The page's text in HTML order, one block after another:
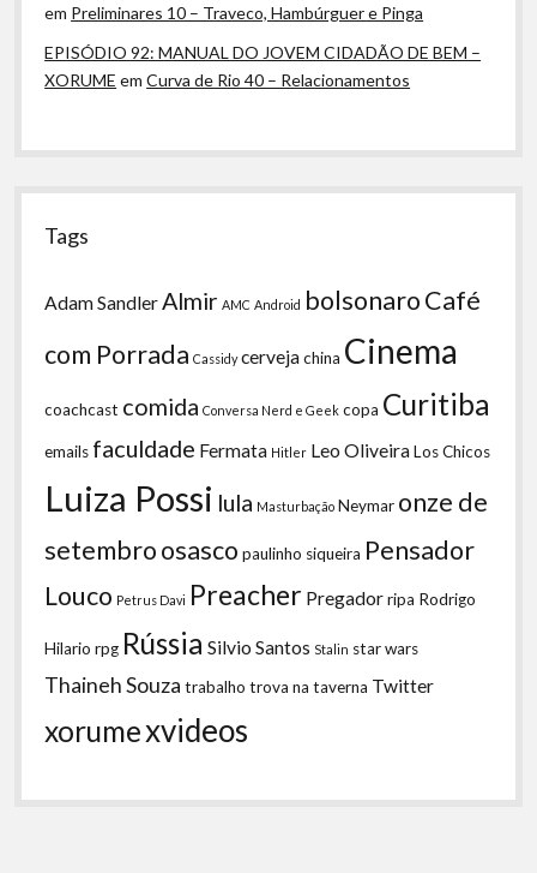
em Preliminares 10 – Traveco, Hambúrguer e Pinga
EPISÓDIO 92: MANUAL DO JOVEM CIDADÃO DE BEM –
XORUME emCurva de Rio 40 – Relacionamentos
Tags
Adam Sandler Almir AMC Android bolsonaroCafé
com Porrada Cassidy cervejachina Cinema
coachcast comida Conversa Nerd e Geek copa Curitiba
emails faculdade Fermata Hitler Leo OliveiraLos Chicos
Luiza Possi lula Masturbação Neymar onze de
setembroosasco paulinho siqueira Pensador
Louco Petrus Davi Preacher Pregadorripa Rodrigo
Hilario rpg Rússia Silvio Santos Stalin star wars
Thaineh Souza trabalho trova na taverna Twitter
xorumexvideos